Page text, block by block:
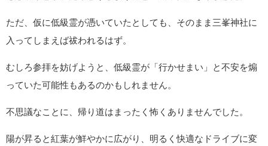
ただ、仮に低級霊が憑いていたとしても、そのまま三峯神社に
入ってしまえば祓われるはず。
むしろ参拝を妨げようと、低級霊が「行かせまい」と不安を煽
っていた可能性もあるのかもしれません。
不思議なことに、帰り道はまったく怖くありませんでした。
陽が昇ると紅葉が鮮やかに広がり、明るく快適なドライブに変